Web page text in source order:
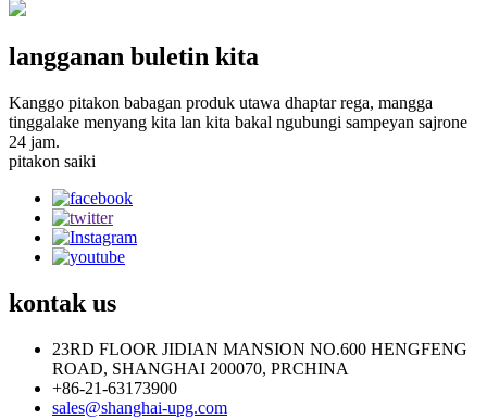
langganan buletin kita
Kanggo pitakon babagan produk utawa dhaptar rega, mangga
tinggalake menyang kita lan kita bakal ngubungi sampeyan sajrone
24 jam.
pitakon saiki
kontak us
23RD FLOOR JIDIAN MANSION NO.600 HENGFENG
ROAD, SHANGHAI 200070, PRCHINA
+86-21-63173900
sales@shanghai-upg.com